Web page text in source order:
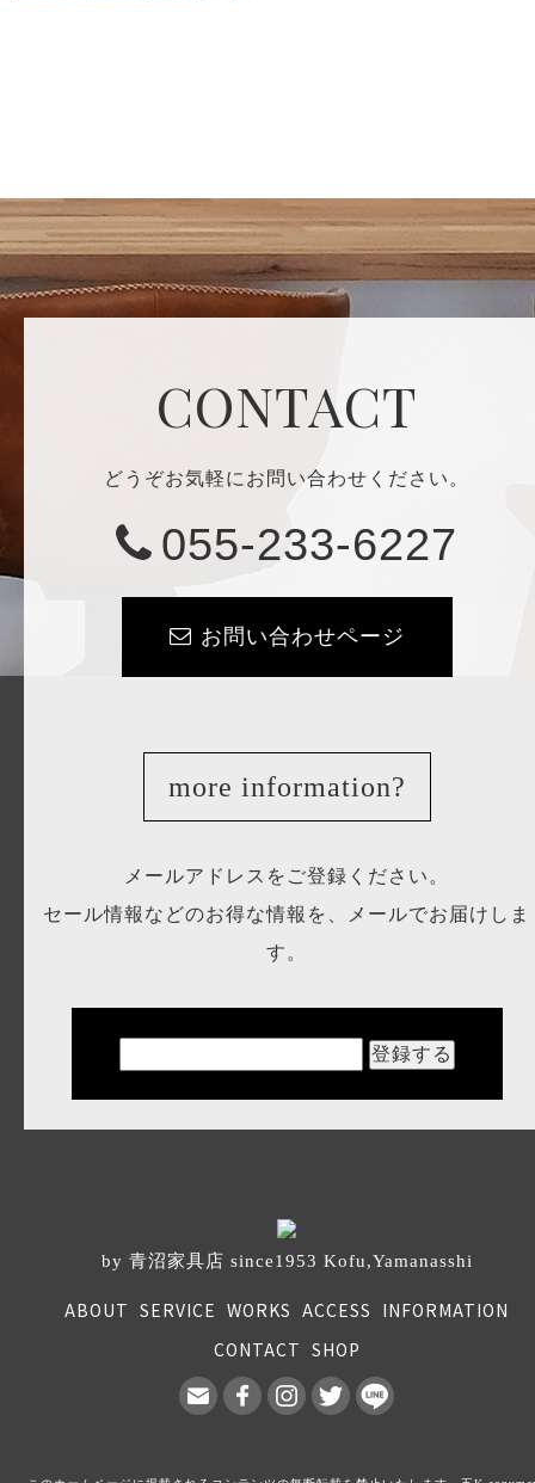
CONTACT
どうぞお気軽にお問い合わせください。
055-233-6227
お問い合わせページ
more information?
メールアドレスをご登録ください。
セール情報などのお得な情報を、メールでお届けしま
す。
by 青沼家具店 since1953 Kofu,Yamanasshi
ABOUT SERVICE WORKS ACCESS INFORMATION
CONTACT SHOP